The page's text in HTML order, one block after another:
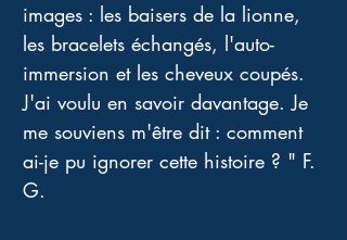
images : les baisers de la lionne,
les bracelets échangés, l'auto-
immersion et les cheveux coupés.
J'ai voulu en savoir davantage. Je
me souviens m'être dit : comment
ai-je pu ignorer cette histoire ? " F.
G.